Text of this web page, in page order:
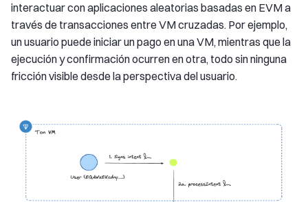
interactuar con aplicaciones aleatorias basadas en EVM a
través de transacciones entre VM cruzadas. Por ejemplo,
un usuario puede iniciar un pago en una VM, mientras que la
ejecución y confirmación ocurren en otra, todo sin ninguna
fricción visible desde la perspectiva del usuario.